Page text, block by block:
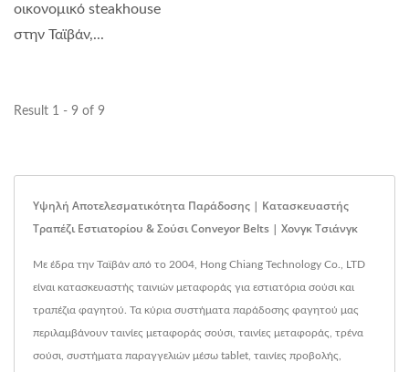
οικονομικό steakhouse
στην Ταϊβάν,...
Result 1 - 9 of 9
Υψηλή Αποτελεσματικότητα Παράδοσης | Κατασκευαστής
Τραπέζι Εστιατορίου & Σούσι Conveyor Belts | Χονγκ Τσιάνγκ
Με έδρα την Ταϊβάν από το 2004, Hong Chiang Technology Co., LTD
είναι κατασκευαστής ταινιών μεταφοράς για εστιατόρια σούσι και
τραπέζια φαγητού. Τα κύρια συστήματα παράδοσης φαγητού μας
περιλαμβάνουν ταινίες μεταφοράς σούσι, ταινίες μεταφοράς, τρένα
σούσι, συστήματα παραγγελιών μέσω tablet, ταινίες προβολής,